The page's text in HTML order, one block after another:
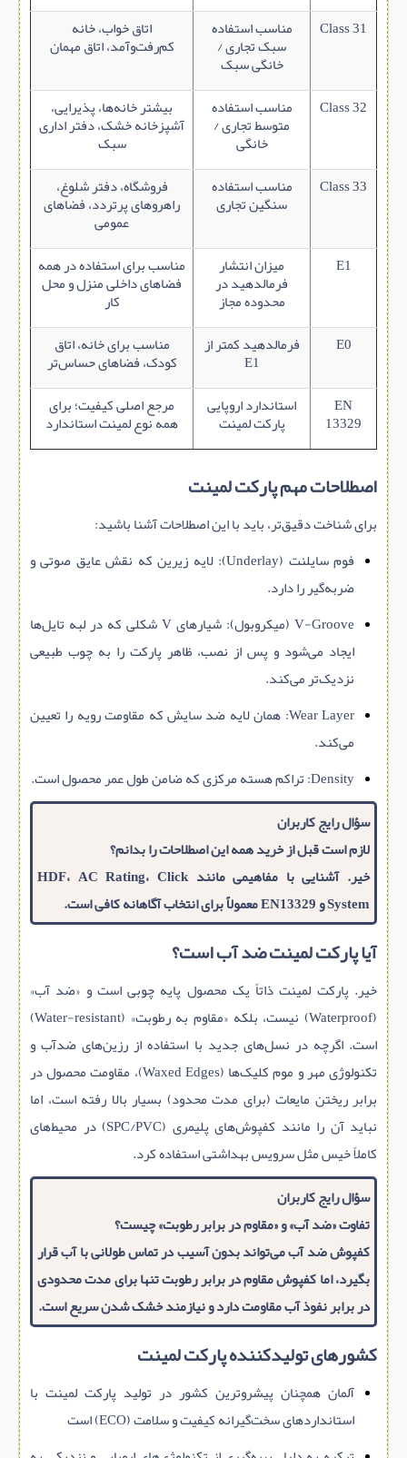
Class 31
مناسب استفاده
سبک تجاری /
خانگی سبک
اتاق خواب، خانه
کم‌رفت‌وآمد، اتاق مهمان
Class 32 مناسب استفاده
متوسط تجاری /
خانگی
بیشتر خانه‌ها، پذیرایی،
آشپزخانه خشک، دفتر اداری
سبک
Class 33
مناسب استفاده
سنگین تجاری
فروشگاه، دفتر شلوغ،
راهروهای پرتردد، فضاهای
عمومی
E1
میزان انتشار
فرمالدهید در
محدوده مجاز
مناسب برای استفاده در همه
فضاهای داخلی منزل و محل
کار
E0
فرمالدهید کمتر از
E1
مناسب برای خانه، اتاق
کودک، فضاهای حساس‌تر
EN
13329
استاندارد اروپایی
پارکت لمینت
مرجع اصلی کیفیت؛ برای
همه نوع لمینت استاندارد
اصطلاحات مهم پارکت لمینت
برای شناخت دقیق‌تر، باید با این اصطلاحات آشنا باشید:
فوم سایلنت (Underlay): لایه زیرین که نقش عایق صوتی و
ضربه‌گیر را دارد.
V-Groove (میکروبول): شیارهای V شکلی که در لبه تایل‌ها
ایجاد می‌شود و پس از نصب، ظاهر پارکت را به چوب طبیعی
نزدیک‌تر می‌کند.
Wear Layer: همان لایه ضد سایش که مقاومت رویه را تعیین
می‌کند.
Density: تراکم هسته مرکزی که ضامن طول عمر محصول است.
سؤال رایج کاربران
لازم است قبل از خرید همه این اصطلاحات را بدانم؟
خیر. آشنایی با مفاهیمی مانند HDF، AC Rating، Click
System و EN13329 معمولاً برای انتخاب آگاهانه کافی است.
آیا پارکت لمینت ضد آب است؟
خیر. پارکت لمینت ذاتاً یک محصول پایه چوبی است و «ضد آب»
(Waterproof) نیست، بلکه «مقاوم به رطوبت» (Water-resistant)
است. اگرچه در نسل‌های جدید با استفاده از رزین‌های ضدآب و
تکنولوژی مهر و موم کلیک‌ها (Waxed Edges)، مقاومت محصول در
برابر ریختن مایعات (برای مدت محدود) بسیار بالا رفته است، اما
نباید آن را مانند کفپوش‌های پلیمری (SPC/PVC) در محیط‌های
کاملاً خیس مثل سرویس بهداشتی استفاده کرد.
سؤال رایج کاربران
تفاوت «ضد آب» و «مقاوم در برابر رطوبت» چیست؟
کفپوش ضد آب می‌تواند بدون آسیب در تماس طولانی با آب قرار
بگیرد، اما کفپوش مقاوم در برابر رطوبت تنها برای مدت محدودی
در برابر نفوذ آب مقاومت دارد و نیازمند خشک شدن سریع است.
کشورهای تولیدکننده پارکت لمینت
آلمان همچنان پیشروترین کشور در تولید پارکت لمینت با
استانداردهای سخت‌گیرانه کیفیت و سلامت (ECO) است